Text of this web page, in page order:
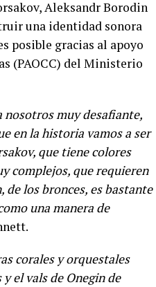
Aleksandr Borodin
una identidad sonora
posible gracias al apoyo
(PAOCC) del Ministerio
nosotros muy desafiante,
en la historia vamos a ser
que tiene colores
complejos, que requieren
los bronces, es bastante
una manera de
corales y orquestales
el vals de Onegin de